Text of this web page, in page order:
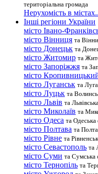
територіальна громада
Нерухомість в
Інші регіони України
місто Івано-
місто Вінниця та
місто Донецьк та
місто Житомир та
місто Запоріжжя та
місто
місто Луганськ та
місто Луцьк та
місто Львів та
місто Миколаїв та
місто Одеса та Одеська
місто Полтава та
місто Рівне та
місто Севастополь та
місто Суми та Сумська
місто Тернопіль та